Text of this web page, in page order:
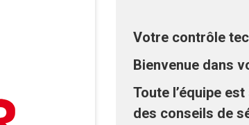
Votre contrôle
Bienvenue dans
Toute l’équipe
des conseils de